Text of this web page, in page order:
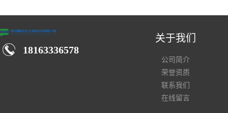
18163336578
关于我们
公司简介
荣誉资质
联系我们
在线留言